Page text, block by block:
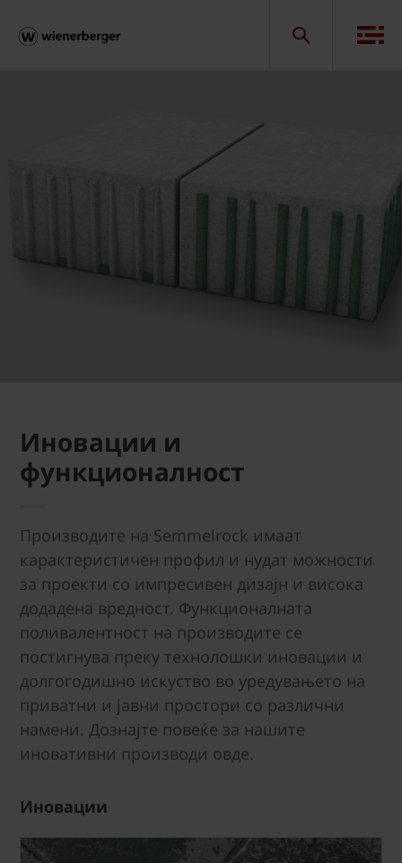
Иновации и
функционалност
Производите на Semmelrock имаат
карактеристичен профил и нудат можности
за проекти со импресивен дизајн и висока
додадена вредност. Функционалната
поливалентност на производите се
постигнува преку технолошки иновации и
долгогодишно искуство во уредувањето на
приватни и јавни простори со различни
намени. Дознајте повеќе за нашите
иновативни производи овде.
Иновации